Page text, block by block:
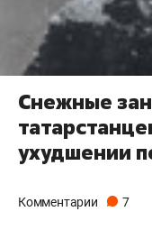
Снежные
ухудшении
Комментарии 7